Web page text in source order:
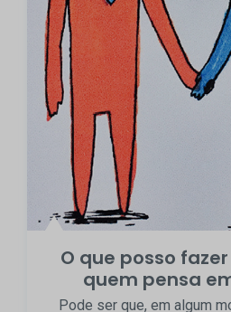
O que posso
quem pensa
Pode ser que, em algum